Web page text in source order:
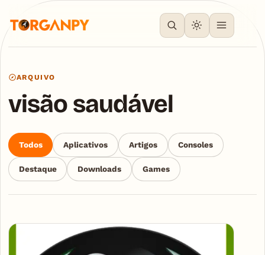
ARQUIVO
visão saudável
Todos Aplicativos Artigos Consoles
Destaque Downloads Games
Articles